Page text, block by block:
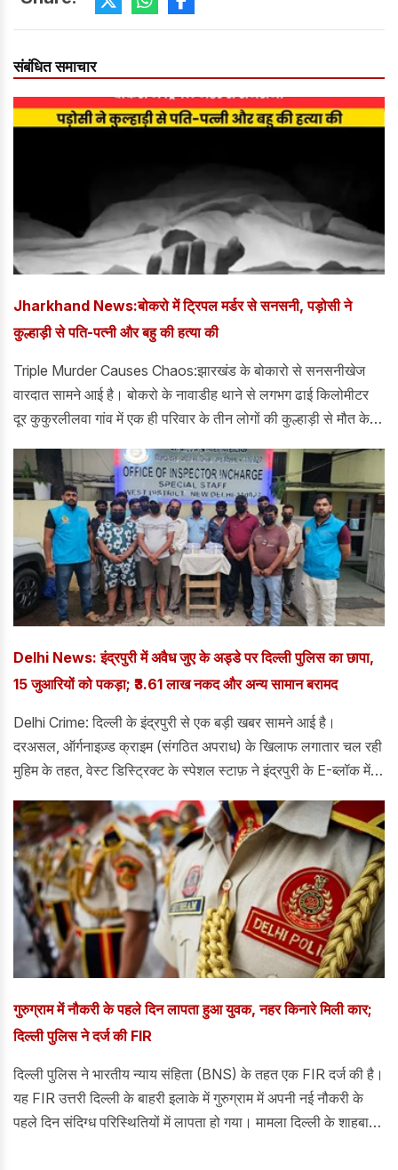
संबंधित समाचार
Jharkhand News:बोकरो में ट्रिपल मर्डर से सनसनी, पड़ोसी ने
कुल्हाड़ी से पति-पत्नी और बहु की हत्या की
Triple Murder Causes Chaos:झारखंड के बोकारो से सनसनीखेज
वारदात सामने आई है। बोकरो के नावाडीह थाने से लगभग ढाई किलोमीटर
दूर कुकुरलीलवा गांव में एक ही परिवार के तीन लोगों की कुल्हाड़ी से मौत के
Delhi News: इंद्रपुरी में अवैध जुए के अड्डे पर दिल्ली पुलिस का छापा,
15 जुआरियों को पकड़ा; ₹3.61 लाख नकद और अन्य सामान बरामद
Delhi Crime: दिल्ली के इंद्रपुरी से एक बड़ी खबर सामने आई है।
दरअसल, ऑर्गनाइज़्ड क्राइम (संगठित अपराध) के खिलाफ लगातार चल रही
मुहिम के तहत, वेस्ट डिस्ट्रिक्ट के स्पेशल स्टाफ़ ने इंद्रपुरी के E-ब्लॉक में
किया।
गुरुग्राम में नौकरी के पहले दिन लापता हुआ युवक, नहर किनारे मिली कार;
दिल्ली पुलिस ने दर्ज की FIR
दिल्ली पुलिस ने भारतीय न्याय संहिता (BNS) के तहत एक FIR दर्ज की है।
यह FIR उत्तरी दिल्ली के बाहरी इलाके में गुरुग्राम में अपनी नई नौकरी के
पहले दिन संदिग्ध परिस्थितियों में लापता हो गया। मामला दिल्ली के शाहबाद